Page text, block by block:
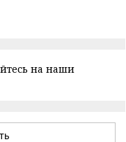
на наши